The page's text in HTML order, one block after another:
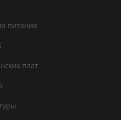
питания
плат